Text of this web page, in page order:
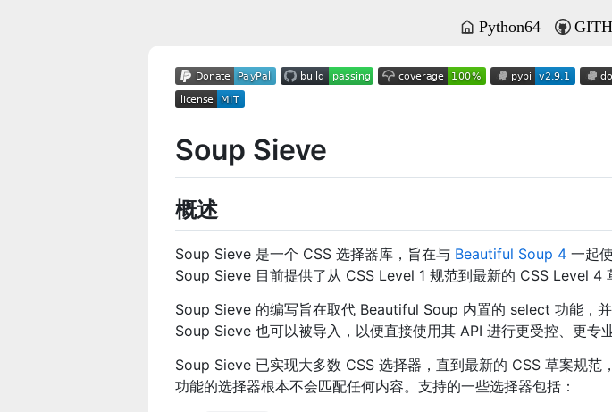
Python64
Soup Sieve
概述
Soup Sieve 是一个 CSS 选择器库，旨在与 Beautiful Soup 4 一起
Soup Sieve 目前提供了从 CSS Level 1 规范到最新的 CSS Level 4
Soup Sieve 的编写旨在取代 Beautiful Soup 内置的 select 功能，
Soup Sieve 也可以被导入，以便直接使用其 API 进行更受控、更专业
Soup Sieve 已实现大多数 CSS 选择器，直到最新的 CSS 草案规
功能的选择器根本不会匹配任何内容。支持的一些选择器包括：